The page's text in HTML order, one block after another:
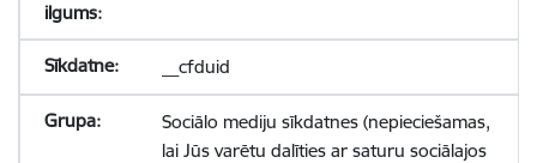
__cfduid
Sociālo mediju sīkdatnes (nepieciešamas,
lai Jūs varētu dalīties ar saturu sociālajos